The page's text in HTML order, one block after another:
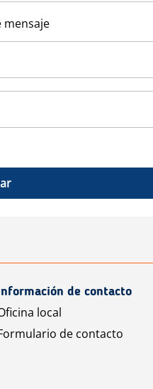
mensaje
de contacto
local
de contacto